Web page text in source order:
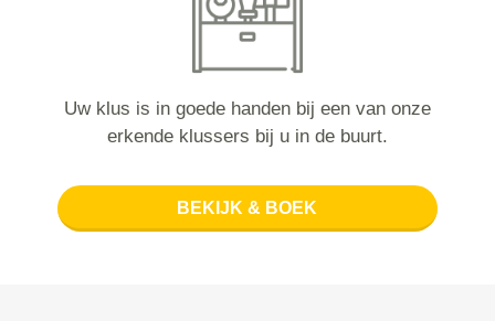
Uw klus is in goede handen bij een van onze
erkende klussers bij u in de buurt.
BEKIJK & BOEK